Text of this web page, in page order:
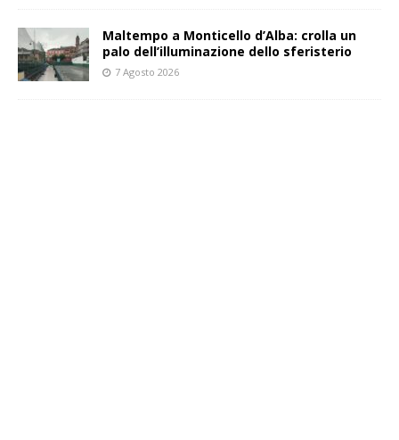
Maltempo a Monticello d’Alba: crolla un
palo dell’illuminazione dello sferisterio
7 Agosto 2026